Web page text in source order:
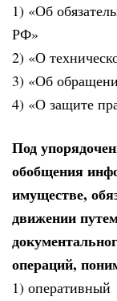
1) «Об
РФ»
2) «О
3) «Об
4) «О защите
Под
обобщения
имуществе,
движении
операций,
1) оперативный